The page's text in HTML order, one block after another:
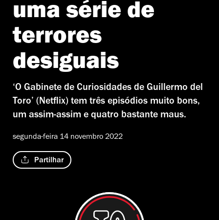
uma série de
terrores
desiguais
‘O Gabinete de Curiosidades de Guillermo del
Toro’ (Netflix) tem três episódios muito bons,
um assim-assim e quatro bastante maus.
segunda-feira 14 novembro 2022
Partilhar